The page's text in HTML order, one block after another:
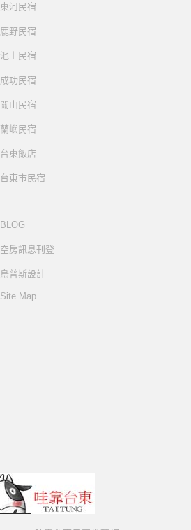
東河民宿
鹿野民宿
池上民宿
成功民宿
關山民宿
蘭嶼民宿
台東飯店
台東市民宿
BLOG
空房訊息刊登
烏普斯設計
Site Map